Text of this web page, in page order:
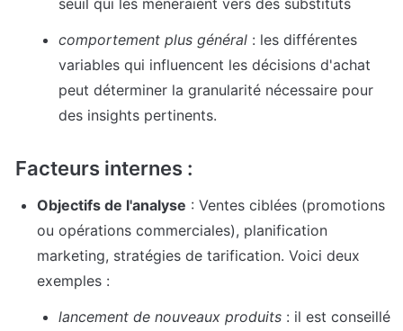
comportement plus général : les différentes
variables qui influencent les décisions d'achat
peut déterminer la granularité nécessaire pour
des insights pertinents.
Facteurs internes :
Objectifs de l'analyse : Ventes ciblées (promotions
ou opérations commerciales), planification
marketing, stratégies de tarification. Voici deux
exemples :
lancement de nouveaux produits : il est conseillé